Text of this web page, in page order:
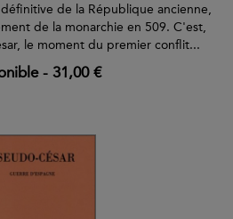
de la République ancienne,
de la monarchie en 509. C'est,
le moment du premier conflit...
- 31,00 €